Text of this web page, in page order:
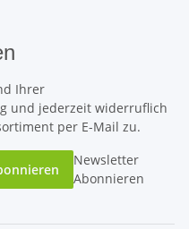
Ihrer
und jederzeit widerruflich
per E-Mail zu.
Newsletter
Abonnieren